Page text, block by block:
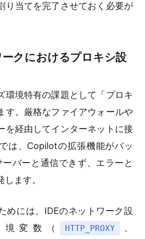
り当てを完了させておく必要が
クにおけるプロキシ設
環境特有の課題として「プロキ
す。厳格なファイアウォールや
を経由してインターネットに接
は、Copilotの拡張機能がバッ
ーバーと通信できず、エラーと
ます。
めには、IDEのネットワーク設
境変数（
HTTP_PROXY 、